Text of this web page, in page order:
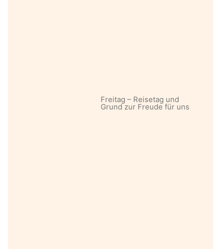
Freitag – Reisetag und
Grund zur Freude für uns